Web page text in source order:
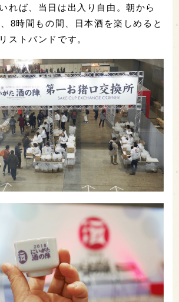
れば、当日は出入り自由。朝から
8時間もの間、日本酒を楽しめると
ストバンドです。